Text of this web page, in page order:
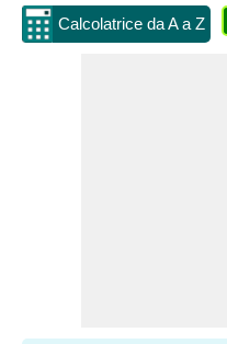
Calcolatrice da A a Z